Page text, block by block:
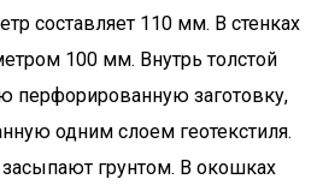
составляет 110 мм. В стенках
100 мм. Внутрь толстой
перфорированную заготовку,
одним слоем геотекстиля.
грунтом. В окошках